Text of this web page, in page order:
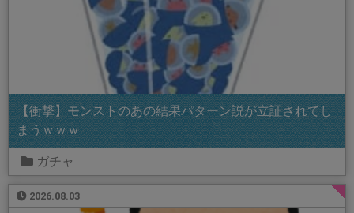
【衝撃】モンストのあの結果パターン説が立証されてし
まうｗｗｗ
ガチャ
2026.08.03